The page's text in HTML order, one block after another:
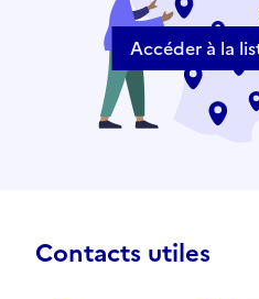
Accéder à la
Contacts utiles